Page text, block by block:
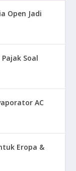
Open Jadi
Soal
AC
Eropa &